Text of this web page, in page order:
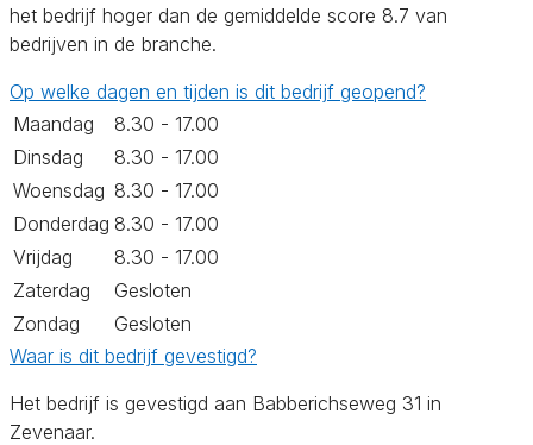
het bedrijf hoger dan de gemiddelde score 8.7 van
bedrijven in de branche.
Op welke dagen en tijden is dit bedrijf geopend?
Maandag
8.30 - 17.00
Dinsdag
8.30 - 17.00
Woensdag 8.30 - 17.00
Donderdag 8.30 - 17.00
Vrijdag
8.30 - 17.00
Zaterdag
Gesloten
Zondag
Gesloten
Waar is dit bedrijf gevestigd?
Het bedrijf is gevestigd aan Babberichseweg 31 in
Zevenaar.